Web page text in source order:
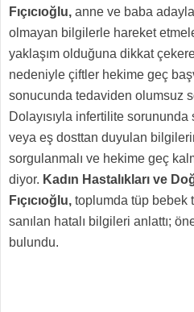
Fıçıcıoğlu, anne ve baba
olmayan bilgilerle hareket
yaklaşım olduğuna dikkat
nedeniyle çiftler hekime geç
sonucunda tedaviden olumsuz
Dolayısıyla infertilite
veya eş dosttan duyulan
sorgulanmalı ve hekime geç
diyor. Kadın Hastalıkları ve
Fıçıcıoğlu, toplumda tüp bebek
sanılan hatalı bilgileri anlattı;
bulundu.